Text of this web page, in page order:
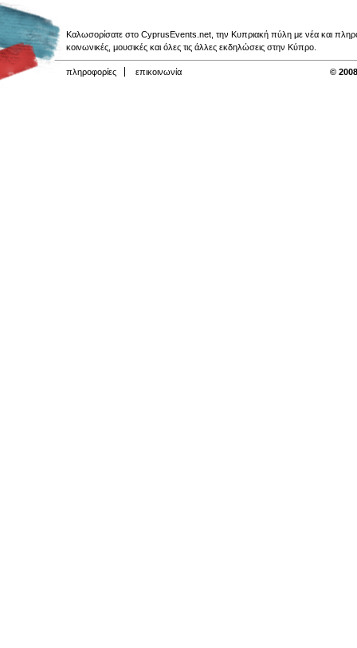
Καλωσορίσατε στο CyprusEvents.net, την Κυπριακή πύλη με νέα και
κοινωνικές, μουσικές και όλες τις άλλες εκδηλώσεις στην Κύπρο.
πληροφορίες επικοινωνία ©